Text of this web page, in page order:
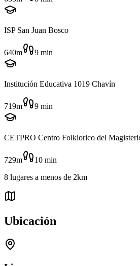
ISP San Juan Bosco
640m 9 min
Institución Educativa 1019 Chavín
719m 9 min
CETPRO Centro Folklorico del
729m 10 min
8 lugares a menos de 2km
Ubicación